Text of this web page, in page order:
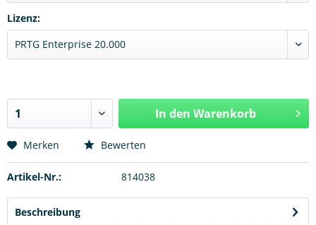
Lizenz:
In den Warenkorb
Merken Bewerten
Artikel-Nr.: 814038
Beschreibung